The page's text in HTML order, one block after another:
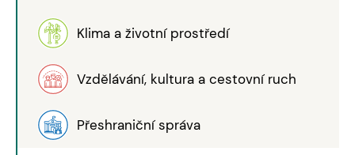
Klima a životní prostředí
Vzdělávání, kultura a cestovní ruch
Přeshraniční správa